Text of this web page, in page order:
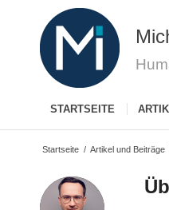
STARTSEITE
Startseite / Artikel und Beiträge